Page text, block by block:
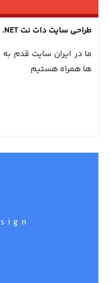
طراحی سایت دات نت NET.
ما در ایران سایت قدم
ها همراه هستیم